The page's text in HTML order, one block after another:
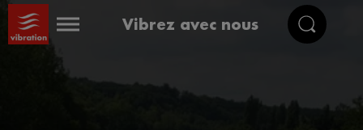
Vibrez avec nous